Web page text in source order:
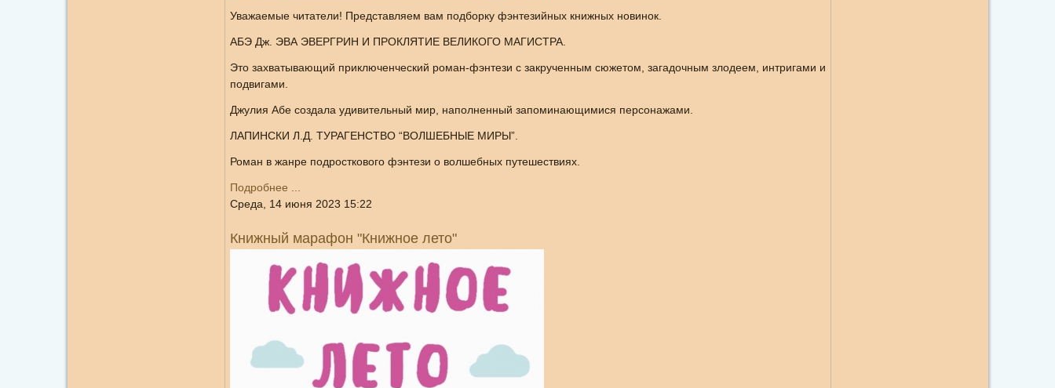
Уважаемые читатели! Представляем вам подборку фэнтезийных книжных новинок.
АБЭ Дж. ЭВА ЭВЕРГРИН И ПРОКЛЯТИЕ ВЕЛИКОГО МАГИСТРА.
Это захватывающий приключенческий роман-фэнтези с закрученным сюжетом, загадочным злодеем, интригами и
подвигами.
Джулия Абе создала удивительный мир, наполненный запоминающимися персонажами.
ЛАПИНСКИ Л.Д. ТУРАГЕНСТВО “ВОЛШЕБНЫЕ МИРЫ”.
Роман в жанре подросткового фэнтези о волшебных путешествиях.
Подробнее ...
Среда, 14 июня 2023 15:22
Книжный марафон "Книжное лето"